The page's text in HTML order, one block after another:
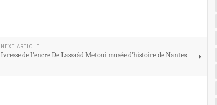
NEXT ARTICLE
Ivresse de l'encre De Lassaâd Metoui musée d'histoire de Nantes